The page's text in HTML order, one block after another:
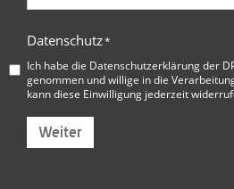
Datenschutz*
Ich habe die Datenschutzerklärung der
genommen und willige in die
kann diese Einwilligung jederzeit
Weiter